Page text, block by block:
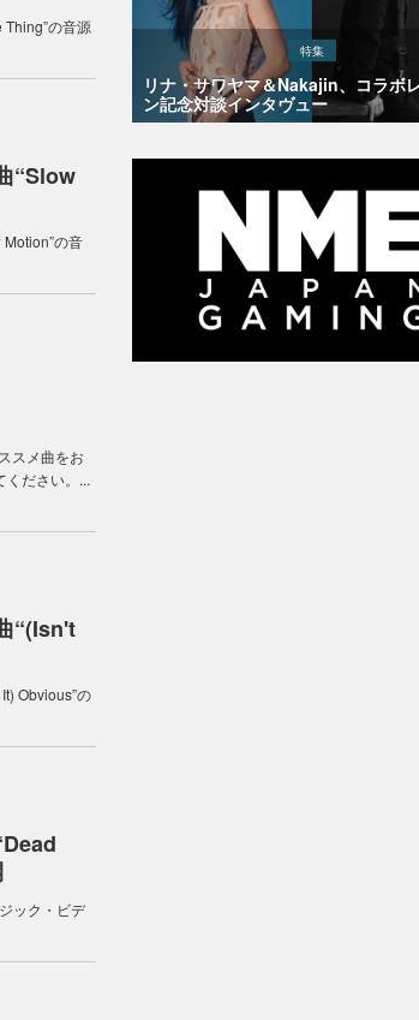
の音源
“Slow
の音
スメ曲をお
ください。...
“(Isn't
Obvious”の
ック・ビデ
特集
リナ・サワヤマ＆Nakajin、コラボ
ン記念対談インタヴュー